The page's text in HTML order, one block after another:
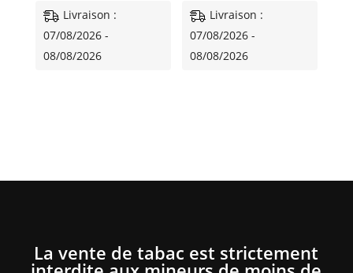
Livraison :
07/08/2026 -
08/08/2026
Livraison :
07/08/2026 -
08/08/2026
La vente de tabac est strictement